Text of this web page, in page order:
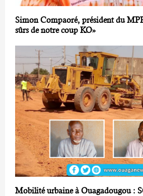
Simon Compaoré, président du
sûrs de notre coup KO»
Mobilité urbaine à Ouagadougou :